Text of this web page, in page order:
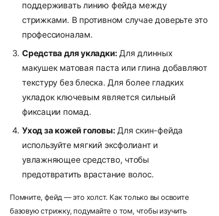
поддерживать линию фейда между
стрижками. В противном случае доверьте это
профессионалам.
Средства для укладки: Для длинных
макушек матовая паста или глина добавляют
текстуру без блеска. Для более гладких
укладок ключевым является сильный
фиксации помад.
Уход за кожей головы: Для скин-фейда
используйте мягкий эксфолиант и
увлажняющее средство, чтобы
предотвратить врастание волос.
Помните, фейд — это холст. Как только вы освоите
базовую стрижку, подумайте о том, чтобы изучить